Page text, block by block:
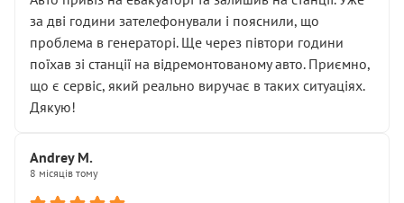
чіткого пояснення
( ну все зняли та доробили) дякую!
Окремий момент, який виглядає абсурдно:
мені заявили, що бачок гальмівної рідини потрібно
міняти разом із головним гальмівним циліндром у
Для людини, яка хоча б трохи розуміється на техніці,
це звучить як мінімум непрофесійно, а як максимум —
спроба продати дорогий вузол замість елементарних
за дві години зателефонували і пояснили, що
проблема в генераторі. Ще через півтори години
поїхав зі станції на відремонтованому авто. Приємно,
що є сервіс, який реально виручає в таких ситуаціях.
Дякую!
Andrey M.
8 місяців тому